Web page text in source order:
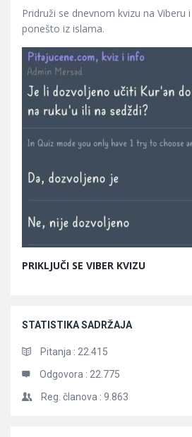
Pridruži se dnevnom kvizu na Viberu
ponešto iz islama.
PRIKLJUČI SE VIBER KVIZU
STATISTIKA SADRŽAJA
Pitanja : 22.415
Odgovora : 22.775
Reg. članova : 9.863